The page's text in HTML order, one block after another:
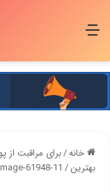
منو
خانه/
بهترین/
61948-11